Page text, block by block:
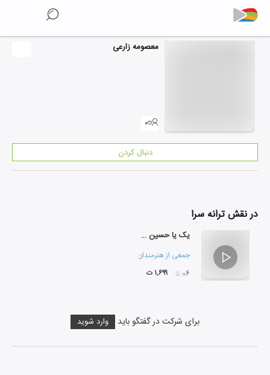
معصومه زارعی
۰
دنبال کردن
در نقشترانه سرا
یک یا حسین دیگر
جمعی از هنرمندان
۰۵:۰۶ ۱,۶۹۹ ت
برای شرکت در گفتگو باید وارد شوید